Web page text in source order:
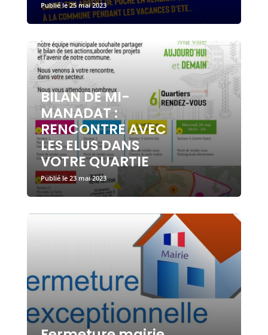
25 mai 2023
BILAN DE MI-
MANADAT :
RENCONTRE AVEC
LES ELUS DANS
VOTRE QUARTIE
23 mai 2023